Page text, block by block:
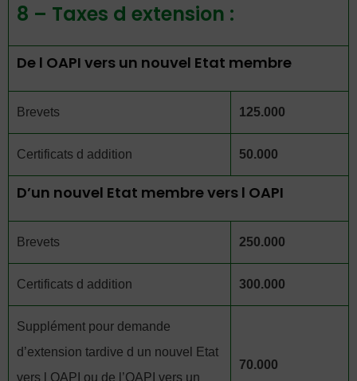
8 – Taxes d extension :
De l OAPI vers un nouvel Etat membre
Brevets 125.000
Certificats d addition 50.000
D’un nouvel Etat membre vers l OAPI
Brevets 250.000
Certificats d addition 300.000
Supplément pour demande
d’extension tardive d un nouvel Etat
vers l OAPI ou de l’OAPI vers un
70.000